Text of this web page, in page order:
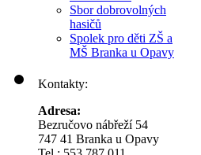
Sbor dobrovolných
hasičů
Spolek pro děti ZŠ a
MŠ Branka u Opavy
Kontakty:
Adresa:
Bezručovo nábřeží 54
747 41 Branka u Opavy